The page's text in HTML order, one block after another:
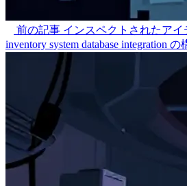
前の記事 インスペクトされたアイ
inventory system database integration